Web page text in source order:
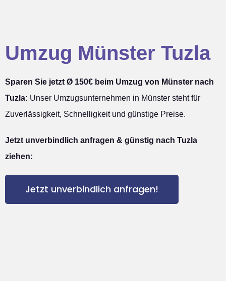
Umzug Münster Tuzla
Sparen Sie jetzt Ø 150€ beim Umzug von Münster nach
Tuzla: Unser Umzugsunternehmen in Münster steht für
Zuverlässigkeit, Schnelligkeit und günstige Preise.
Jetzt unverbindlich anfragen & günstig nach Tuzla
ziehen:
Jetzt unverbindlich anfragen!